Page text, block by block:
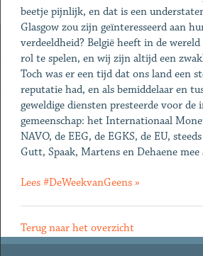
beetje pijnlijk, en dat is een
Glasgow zou zijn geïnteresseerd aan
verdeeldheid? België heeft in de wereld
rol te spelen, en wij zijn altijd een
Toch was er een tijd dat ons land een
reputatie had, en als bemiddelaar en
geweldige diensten presteerde voor
gemeenschap: het Internationaal
NAVO, de EEG, de EGKS, de EU,
Gutt, Spaak, Martens en Dehaene mee
Lees #DeWeekvanGeens »
Terug naar het overzicht